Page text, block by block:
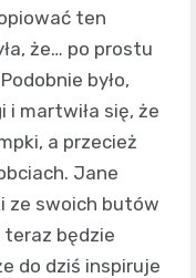
ten
że… po prostu
było,
i martwiła się, że
a przecież
Jane
ze swoich butów
teraz będzie
do dziś inspiruje